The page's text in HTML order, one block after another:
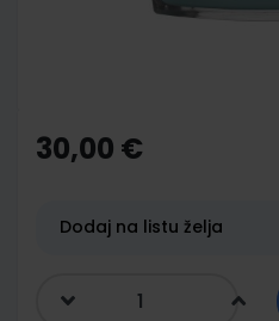
the
beginning
gallery
30,00 €
Dodaj na listu želja